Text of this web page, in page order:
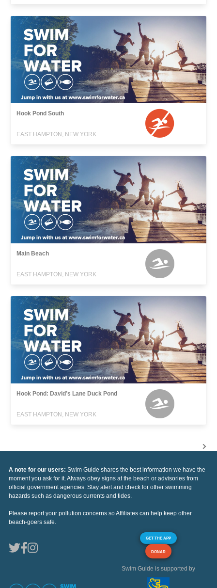
Hook Pond South
EAST HAMPTON, NEW YORK
Main Beach
EAST HAMPTON, NEW YORK
Hook Pond: David’s Lane Duck Pond
EAST HAMPTON, NEW YORK
A note for our users: Swim Guide shares the best information we have the
moment you ask for it. Always obey signs at the beach or advisories from
official government agencies. Stay alert and check for other swimming
hazards such as dangerous currents and tides.
Please report your pollution concerns so Affiliates can help keep other
beach-goers safe.
GET THE APP
DONAR
Swim Guide is supported by